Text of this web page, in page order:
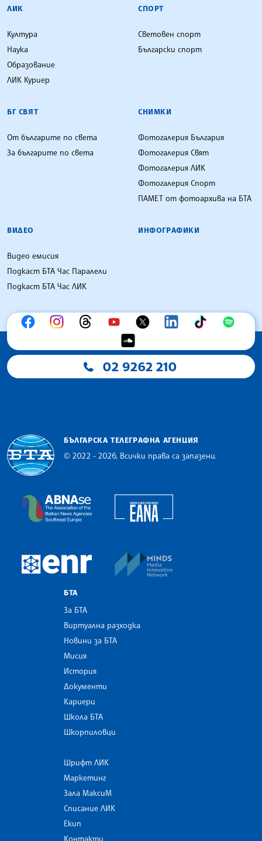
ЛИК
Култура
Наука
Образование
ЛИК Куриер
СПОРТ
Световен спорт
Български спорт
БГ СВЯТ
От българите по света
За българите по света
СНИМКИ
Фотогалерия България
Фотогалерия Свят
Фотогалерия ЛИК
Фотогалерия Спорт
ПАМЕТ от фотоархива на БТА
ВИДЕО
Видео емисия
Подкаст БТА Час Паралели
Подкаст БТА Час ЛИК
ИНФОГРАФИКИ
02 9262 210
БЪЛГАРСКА ТЕЛЕГРАФНА АГЕНЦИЯ
© 2022 - 2026, Всички права са запазени.
The Assocoation of the Balkan News Agencies
European Newsroom
БТА
За БТА
Виртуална разходка
Новини за БТА
Мисия
История
Документи
Кариери
Школа БТА
Шкорпиловци
Шрифт ЛИК
Маркетинг
Зала МаксиМ
Списание ЛИК
Екип
Контакти